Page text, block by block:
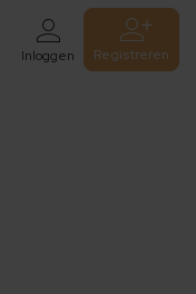
Inloggen Registreren